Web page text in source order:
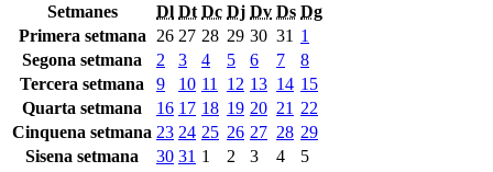
Setmanes
Dl Dt Dc Dj Dv Ds Dg
Primera setmana
26 27 28 29 30 31 1
Segona setmana
2 3 4 5 6 7
8
Tercera setmana
9 10 11 12 13 14 15
Quarta setmana
16 17 18 19 20 21 22
Cinquena setmana 23 24 25 26 27 28 29
Sisena setmana
30 31 1 2 3 4 5